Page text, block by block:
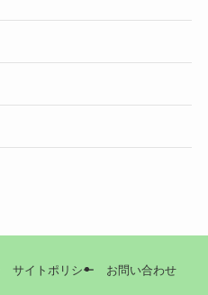
サイトポリシー お問い合わせ